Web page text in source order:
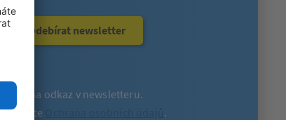
Odebírat newsletter
na odkaz v newsletteru.
stránce
.